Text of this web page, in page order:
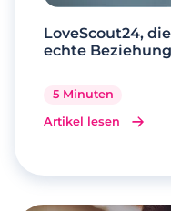
LoveScout24,
echte
5 Minuten
Artikel lesen